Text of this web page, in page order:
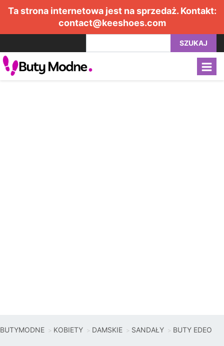
Ta strona internetowa jest na sprzedaż. Kontakt:
contact@keeshoes.com
SZUKAJ
BUTYMODNE KOBIETY DAMSKIE SANDAŁY BUTY EDEO